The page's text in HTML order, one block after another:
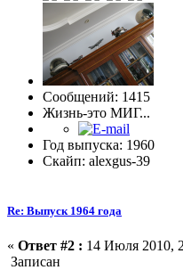
Сообщений: 1415
Жизнь-это МИГ...
Год выпуска: 1960
Скайп: alexgus-39
Re: Выпуск 1964 года
« Ответ #2 : 14 Июля 2010,
Записан